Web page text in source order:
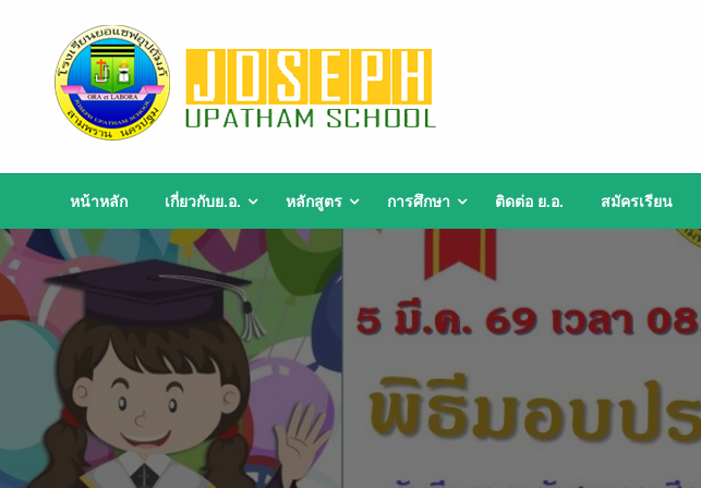
content
หน้าหลัก เกี่ยวกับย.อ. หลักสูตร การศึกษา ติดต่อ ย.อ. สมัครเรียน